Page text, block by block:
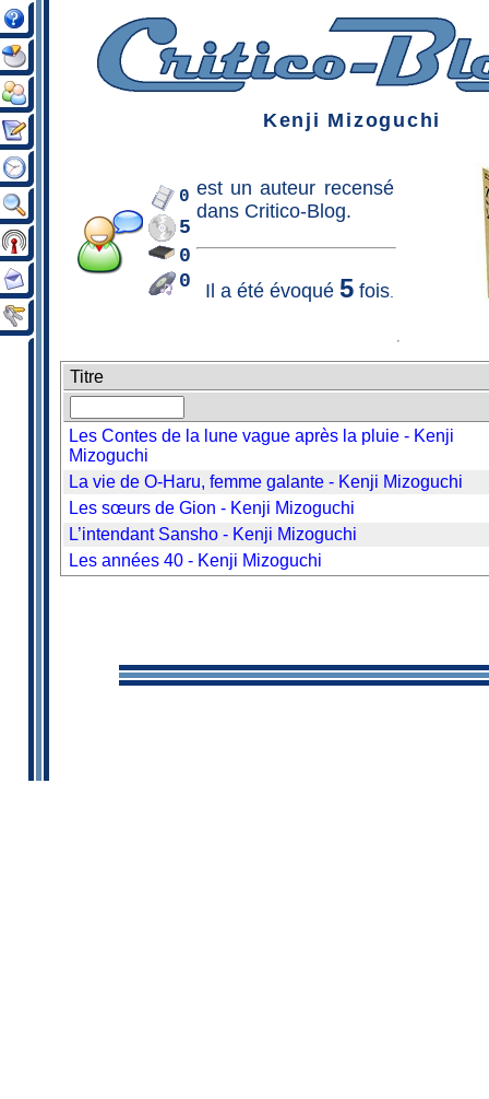
Kenji Mizoguchi
0
5
0
0
est unauteur recensé
dans Critico-Blog.
Il a été évoqué 5fois.
Titre
Les Contes de la lune vague après la pluie - Kenji
Mizoguchi
La vie de O-Haru, femme galante - Kenji Mizoguchi
Les sœurs de Gion - Kenji Mizoguchi
L’intendant Sansho - Kenji Mizoguchi
Les années 40 - Kenji Mizoguchi